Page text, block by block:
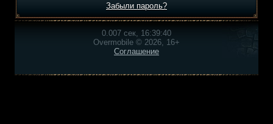
Забыли пароль?
0.007 сек, 16:39:40
Overmobile © 2026, 16+
Соглашение